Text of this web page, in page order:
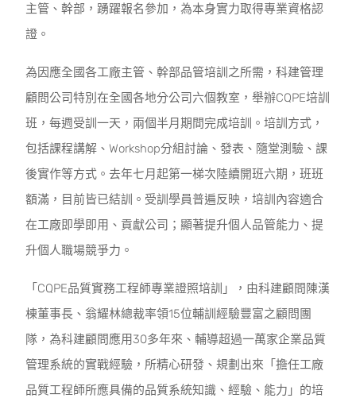
主管、幹部，踴躍報名參加，為本身實力取得專業資格認
證。
為因應全國各工廠主管、幹部品管培訓之所需，科建管理
顧問公司特別在全國各地分公司六個教室，舉辦CQPE培訓
班，每週受訓一天，兩個半月期間完成培訓。培訓方式，
包括課程講解、Workshop分組討論、發表、隨堂測驗、課
後實作等方式。去年七月起第一梯次陸續開班六期，班班
額滿，目前皆已結訓。受訓學員普遍反映，培訓內容適合
在工廠即學即用、貢獻公司；顯著提升個人品管能力、提
升個人職場競爭力。
「CQPE品質實務工程師專業證照培訓」，由科建顧問陳漢
棟董事長、翁耀林總裁率領15位輔訓經驗豐富之顧問團
隊，為科建顧問應用30多年來、輔導超過一萬家企業品質
管理系統的實戰經驗，所精心研發、規劃出來「擔任工廠
品質工程師所應具備的品質系統知識、經驗、能力」的培